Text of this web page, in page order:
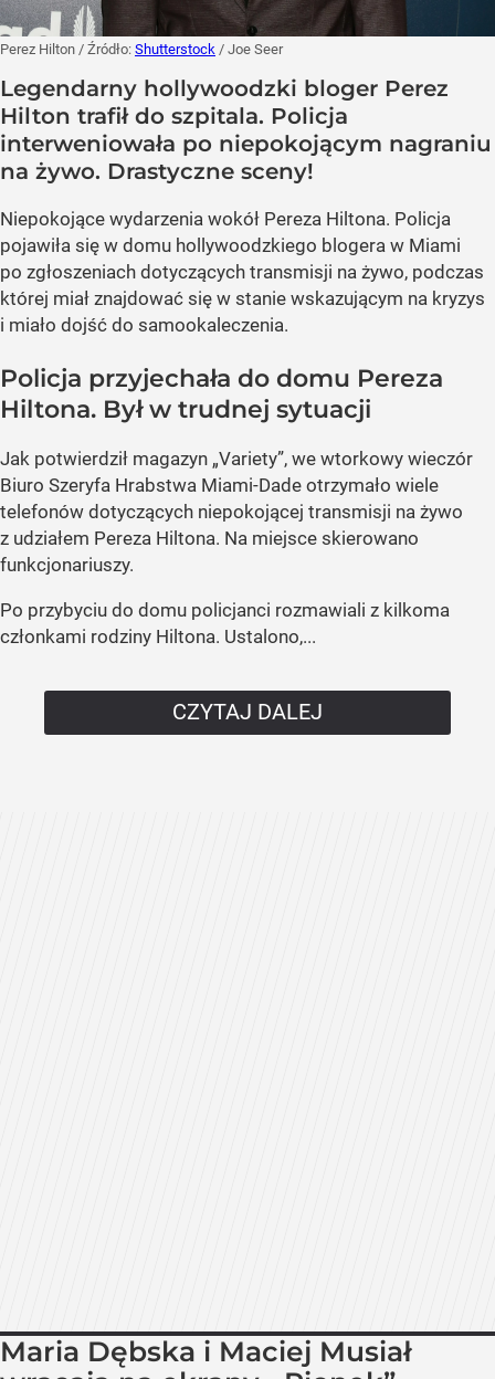
Perez Hilton / Źródło: Shutterstock / Joe Seer
Legendarny hollywoodzki bloger Perez
Hilton trafił do szpitala. Policja
interweniowała po niepokojącym nagraniu
na żywo. Drastyczne sceny!
Niepokojące wydarzenia wokół Pereza Hiltona. Policja
pojawiła się w domu hollywoodzkiego blogera w Miami
po zgłoszeniach dotyczących transmisji na żywo, podczas
której miał znajdować się w stanie wskazującym na kryzys
i miało dojść do samookaleczenia.
Policja przyjechała do domu Pereza
Hiltona. Był w trudnej sytuacji
Jak potwierdził magazyn „Variety”, we wtorkowy wieczór
Biuro Szeryfa Hrabstwa Miami-Dade otrzymało wiele
telefonów dotyczących niepokojącej transmisji na żywo
z udziałem Pereza Hiltona. Na miejsce skierowano
funkcjonariuszy.
Po przybyciu do domu policjanci rozmawiali z kilkoma
członkami rodziny Hiltona. Ustalono,...
CZYTAJ DALEJ
Maria Dębska i Maciej Musiał